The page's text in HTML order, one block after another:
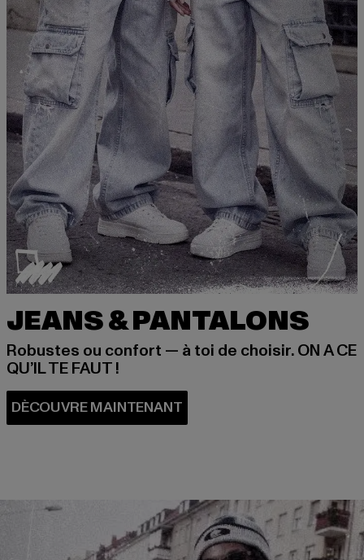
JEANS & PANTALONS
Robustes ou confort — à toi de choisir. ON A CE
QU’IL TE FAUT !